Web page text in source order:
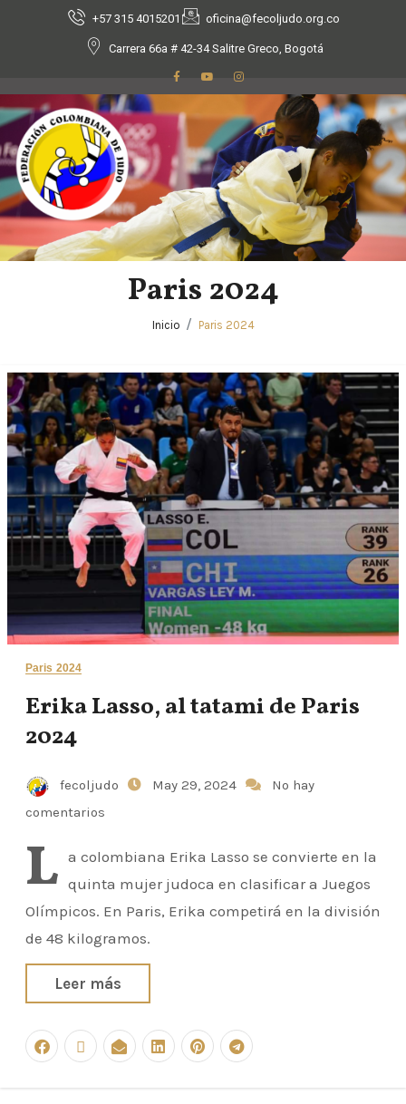
+57 315 4015201 oficina@fecoljudo.org.co
Carrera 66a # 42-34 Salitre Greco, Bogotá
Paris 2024
Inicio Paris 2024
Paris 2024
Erika Lasso, al tatami de Paris
2024
fecoljudo May 29, 2024
No hay
comentarios
L a colombiana Erika Lasso se convierte en la
quinta mujer judoca en clasificar a Juegos
Olímpicos. En Paris, Erika competirá en la división
de 48 kilogramos.
Leer más